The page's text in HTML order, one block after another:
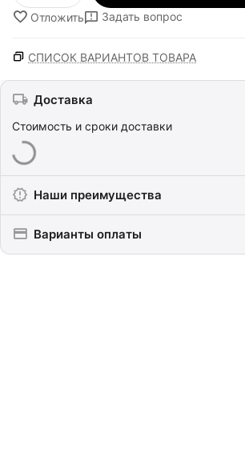
Отложить Задать вопрос
СПИСОК ВАРИАНТОВ ТОВАРА
Доставка
Стоимость и сроки доставки
Наши преимущества
Варианты оплаты